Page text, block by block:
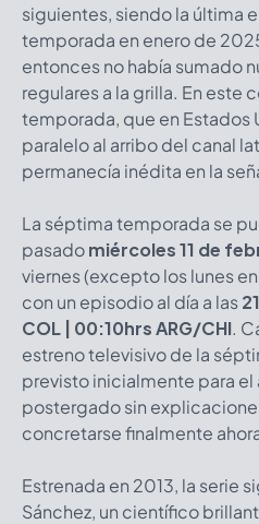
siguientes, siendo la última
temporada en enero de
entonces no había sumado
regulares a la grilla. En este
temporada, que en Estados
paralelo al arribo del canal
permanecía inédita en la
La séptima temporada se
pasadomiércoles 11 de
viernes (excepto los lunes
con un episodio al día a las
COL | 00:10hrs ARG/CHI.
estreno televisivo de la
previsto inicialmente para el
postergado sin
concretarse finalmente
Estrenada en 2013, la serie
Sánchez, un científico